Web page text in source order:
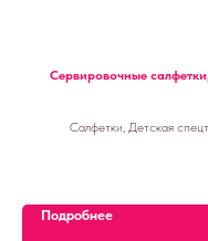
Сервировочные
Салфетки, Детская
Подробнее